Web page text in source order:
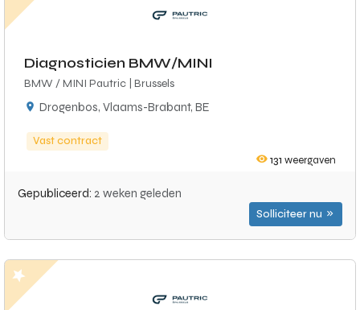
Diagnosticien BMW/MINI
BMW / MINI Pautric | Brussels
Drogenbos, Vlaams-Brabant, BE
Vast contract
131 weergaven
Gepubliceerd: 2 weken geleden
Solliciteer nu